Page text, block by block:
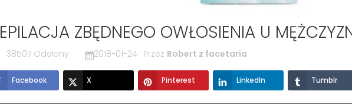
ZBĘDNEGO OWŁOSIENIA U
38507 Odsłony 2018-01-24 Przez Robert z facetaria
Facebook X Pinterest LinkedIn Tumblr